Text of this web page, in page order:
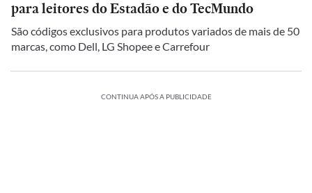
para leitores do Estadão e do TecMundo
São códigos exclusivos para produtos variados de mais de 50
marcas, como Dell, LG Shopee e Carrefour
CONTINUA APÓS A PUBLICIDADE